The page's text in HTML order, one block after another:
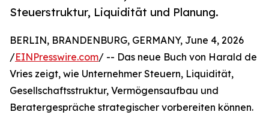
Steuerstruktur, Liquidität und Planung.
BERLIN, BRANDENBURG, GERMANY, June 4, 2026
/EINPresswire.com/ -- Das neue Buch von Harald de
Vries zeigt, wie Unternehmer Steuern, Liquidität,
Gesellschaftsstruktur, Vermögensaufbau und
Beratergespräche strategischer vorbereiten können.